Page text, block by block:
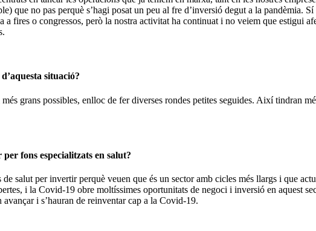
que no pas perquè s’hagi posat un peu al fre d’inversió degut a la pandèmia.
a fires o congressos, però la nostra activitat ha continuat i no veiem que estigui
situació?
grans possibles, enlloc de fer diverses rondes petites seguides. Així tindran
fons especialitzats en salut?
salut per invertir perquè veuen que és un sector amb cicles més llargs i que
i la Covid-19 obre moltíssimes oportunitats de negoci i inversió en aquest
avançar i s’hauran de reinventar cap a la Covid-19.